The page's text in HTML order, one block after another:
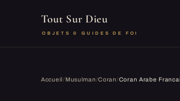
Tout Sur Dieu
OBJETS & GUIDES DE FOI
Accueil/ Musulman/Coran/